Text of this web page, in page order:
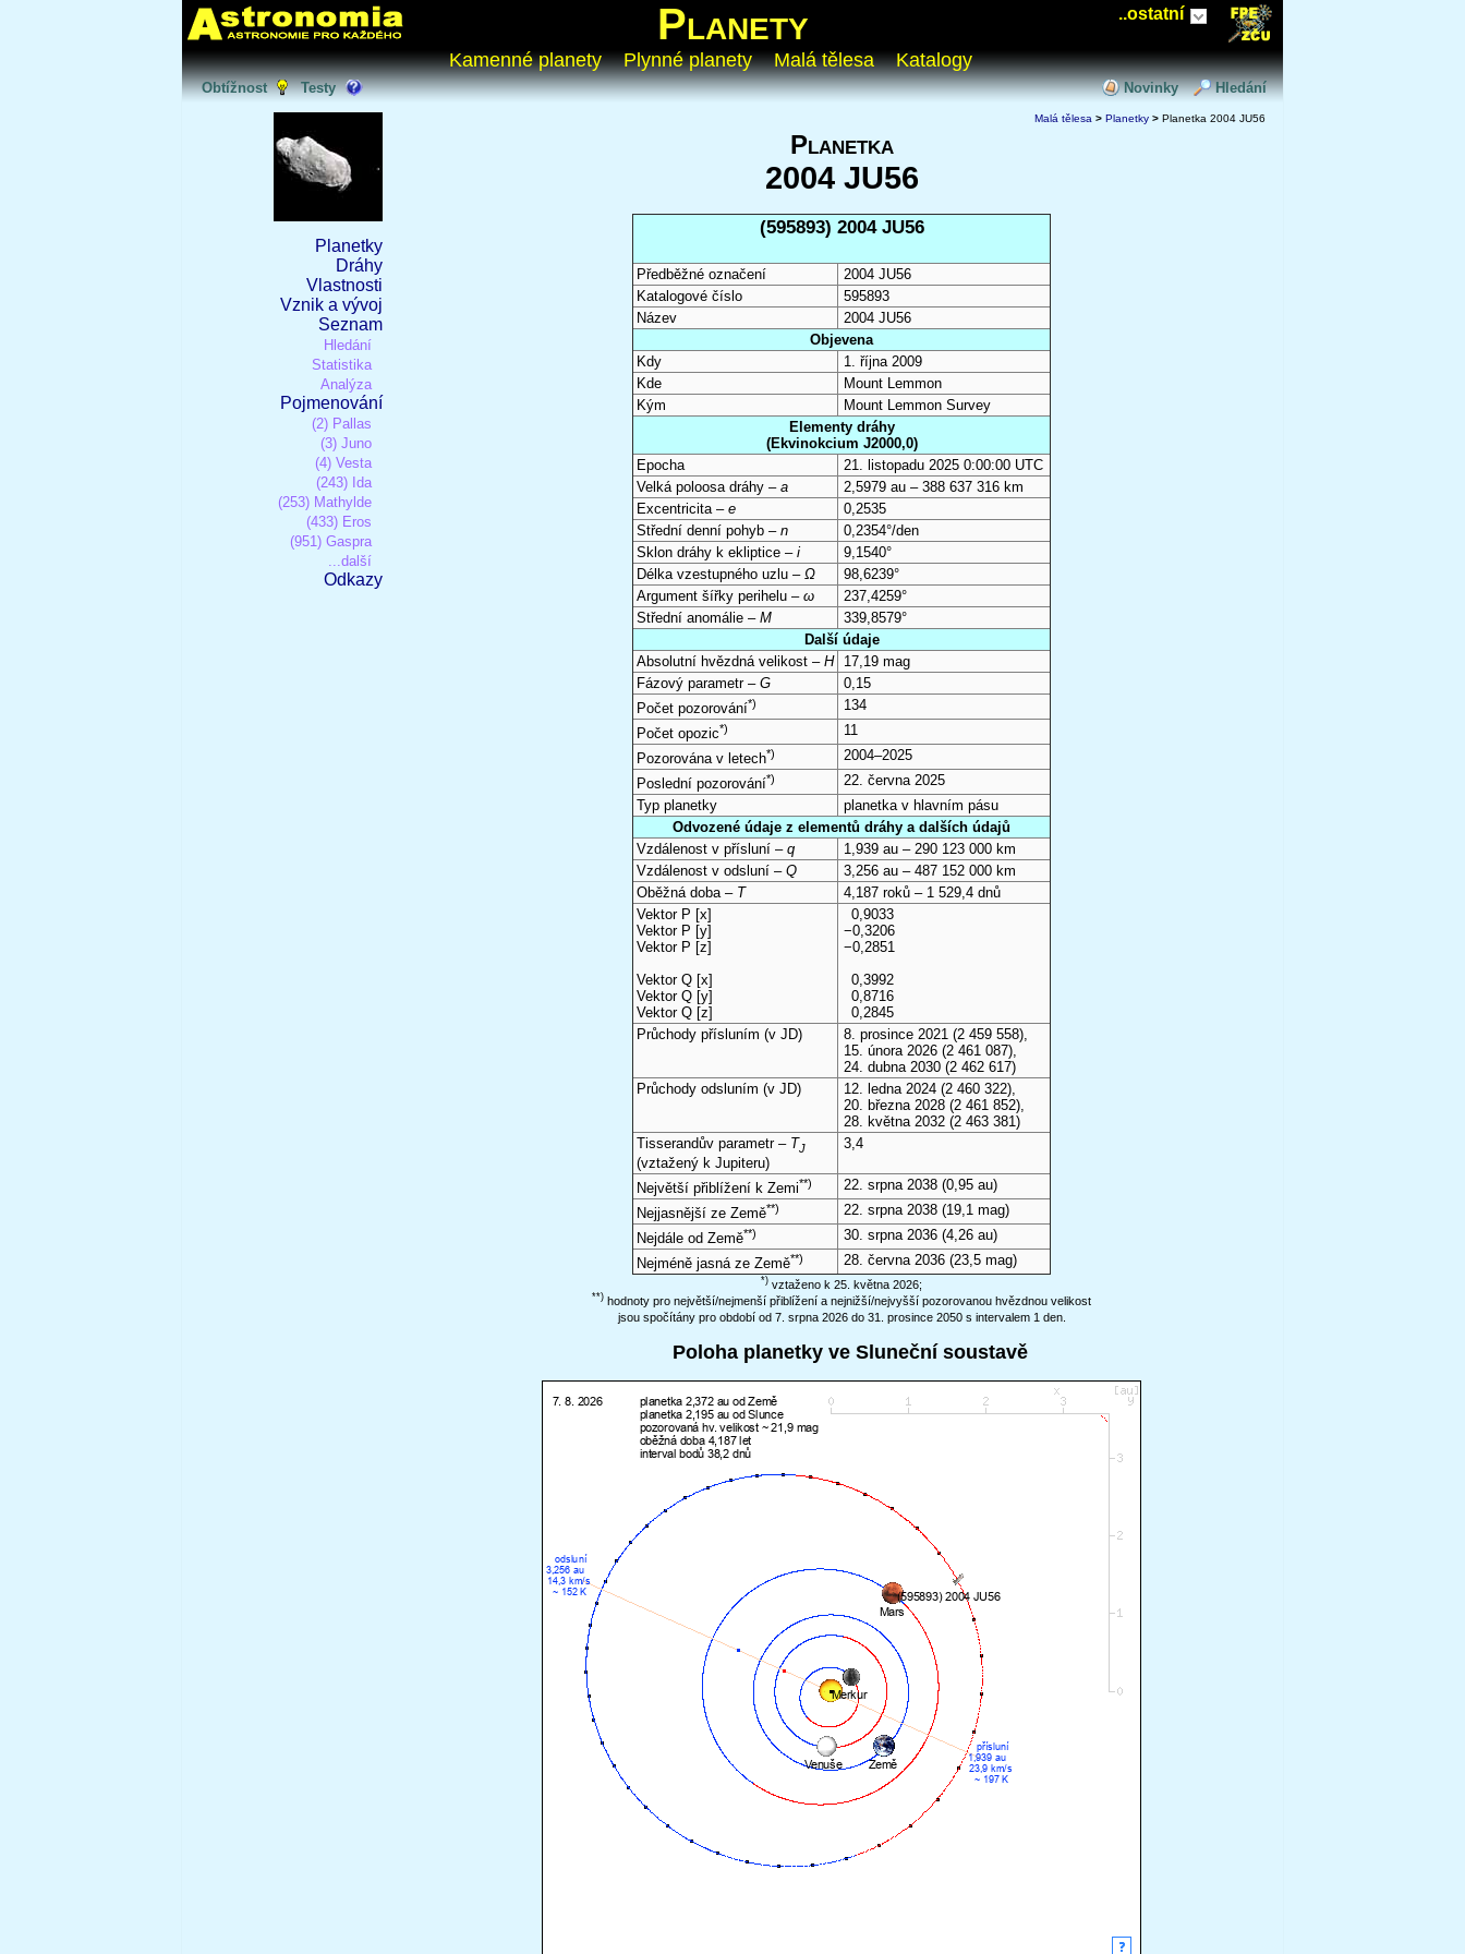
..ostatní
Planety
Kamenné planety Plynné planety Malá tělesa Katalogy
Obtížnost Testy Novinky Hledání
Planetky
Dráhy
Vlastnosti
Vznik a vývoj
Seznam
Hledání
Statistika
Analýza
Pojmenování
(2) Pallas
(3) Juno
(4) Vesta
(243) Ida
(253) Mathylde
(433) Eros
(951) Gaspra
...další
Odkazy
Malá tělesa > Planetky > Planetka 2004 JU56
Planetka
2004 JU56
(595893) 2004 JU56
Předběžné označení
2004 JU56
Katalogové číslo
595893
Název
2004 JU56
Objevena
Kdy
1. října 2009
Kde
Mount Lemmon
Kým
Mount Lemmon Survey
Elementy dráhy
(Ekvinokcium J2000,0)
Epocha
21. listopadu 2025 0:00:00 UTC
Velká poloosa dráhy – a
2,5979 au – 388 637 316 km
Excentricita – e
0,2535
Střední denní pohyb – n
0,2354°/den
Sklon dráhy k ekliptice – i
9,1540°
Délka vzestupného uzlu – Ω
98,6239°
Argument šířky perihelu – ω
237,4259°
Střední anomálie – M
339,8579°
Další údaje
Absolutní hvězdná velikost – H
17,19 mag
Fázový parametr – G
0,15
Počet pozorování*)
134
Počet opozic*)
11
Pozorována v letech*)
2004–2025
Poslední pozorování*)
22. června 2025
Typ planetky
planetka v hlavním pásu
Odvozené údaje z elementů dráhy a dalších údajů
Vzdálenost v přísluní – q
1,939 au – 290 123 000 km
Vzdálenost v odsluní – Q
3,256 au – 487 152 000 km
Oběžná doba – T
4,187 roků – 1 529,4 dnů
Vektor P [x]
Vektor P [y]
Vektor P [z]
Vektor Q [x]
Vektor Q [y]
Vektor Q [z]
0,9033
−0,3206
−0,2851
0,3992
0,8716
0,2845
Průchody přísluním (v JD) 8. prosince 2021 (2 459 558),
15. února 2026 (2 461 087),
24. dubna 2030 (2 462 617)
Průchody odsluním (v JD) 12. ledna 2024 (2 460 322),
20. března 2028 (2 461 852),
28. května 2032 (2 463 381)
Tisserandův parametr – TJ
(vztažený k Jupiteru)
3,4
Největší přiblížení k Zemi**) 22. srpna 2038 (0,95 au)
Nejjasnější ze Země**) 22. srpna 2038 (19,1 mag)
Nejdále od Země**) 30. srpna 2036 (4,26 au)
Nejméně jasná ze Země**) 28. června 2036 (23,5 mag)
*) vztaženo k 25. května 2026;
**) hodnoty pro největší/nejmenší přiblížení a nejnižší/nejvyšší pozorovanou hvězdnou velikost
jsou spočítány pro období od 7. srpna 2026 do 31. prosince 2050 s intervalem 1 den.
Poloha planetky ve Sluneční soustavě